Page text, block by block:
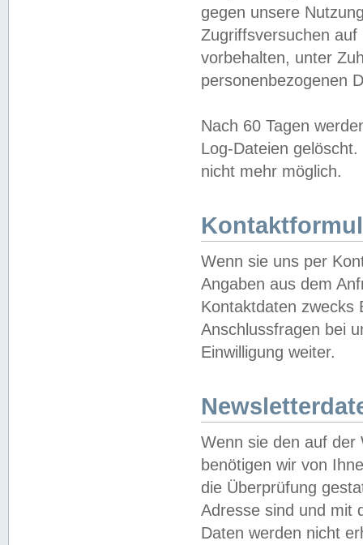
gegen unsere
Zugriffsversuchen
vorbehalten, unter
personenbezogenen
Nach 60 Tagen
Log-Dateien
nicht mehr möglich.
Wenn sie uns per
Angaben aus dem
Kontaktdaten zwecks
Anschlussfragen bei
Einwilligung weiter.
Wenn sie den auf der
benötigen wir von
die Überprüfung
Adresse sind und mit
Daten werden nicht